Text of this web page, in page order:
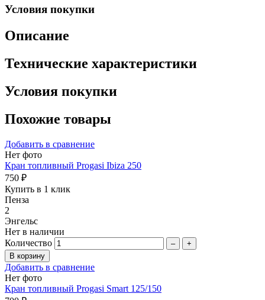
Условия покупки
Описание
Технические характеристики
Условия покупки
Похожие товары
Добавить в сравнение
Нет фото
Кран топливный Progasi Ibiza 250
750 ₽
Купить в 1 клик
Пенза
2
Энгельс
Нет в наличии
Количество
– +
Добавить в сравнение
Нет фото
Кран топливный Progasi Smart 125/150